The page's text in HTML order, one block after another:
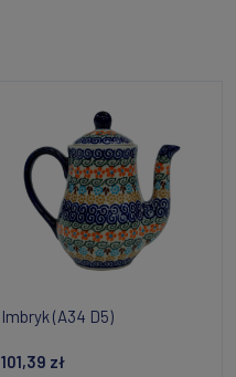
Imbryk (A34 D5)
101,39 zł